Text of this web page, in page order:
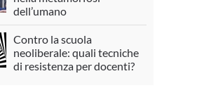
dell’umano
Contro la scuola
neoliberale: quali tecniche
di resistenza per docenti?